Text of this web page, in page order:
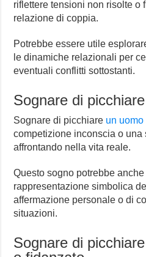
riflettere tensioni non risolte o
relazione di coppia.
Potrebbe essere utile
le dinamiche relazionali per
eventuali conflitti sottostanti.
Sognare di
Sognare di picchiare un uomo
competizione inconscia o una
affrontando nella vita reale.
Questo sogno potrebbe
rappresentazione simbolica
affermazione personale o di
situazioni.
Sognare di